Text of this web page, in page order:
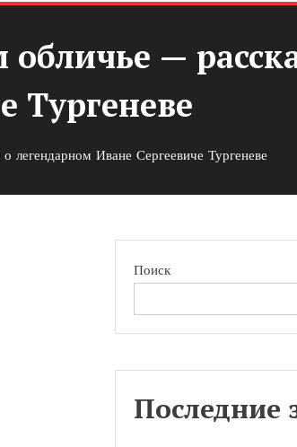
—
Тургеневе
Иване Сергеевиче Тургеневе
Поиск
Последние